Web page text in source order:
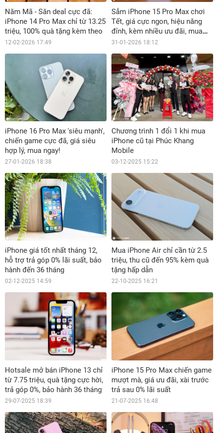
Năm Mã - Săn deal cực đã:
iPhone 14 Pro Max chỉ từ 13.25
triệu, 100% quà tặng kèm theo
12-02-2026 17:49
Sắm iPhone 15 Pro Max chơi
Tết, giá cực ngon, hiệu năng
đỉnh, kèm nhiều ưu đãi, mua
ngay!
31-01-2026 18:12
iPhone 16 Pro Max 'siêu mạnh',
chiến game cực đã, giá siêu
hợp lý, mua ngay!
27-01-2026 18:38
Chương trình 1 đổi 1 khi mua
iPhone cũ tại Phúc Khang
Mobile
03-12-2025 15:22
iPhone giá tốt nhất tháng 12,
hỗ trợ trả góp 0% lãi suất, bảo
hành đến 36 tháng
02-12-2025 14:59
Mua iPhone Air chỉ cần từ 2.5
triệu, thu cũ đến 95% kèm quà
tặng hấp dẫn
22-10-2025 16:21
Hotsale mở bán iPhone 13 chỉ
từ 7.75 triệu, quà tặng cực hời,
trả góp 0%, bảo hành 36 tháng
29-07-2025 18:39
iPhone 15 Pro Max chiến game
mượt mà, giá ưu đãi, xài trước
trả sau 0% lãi suất
21-07-2025 16:48